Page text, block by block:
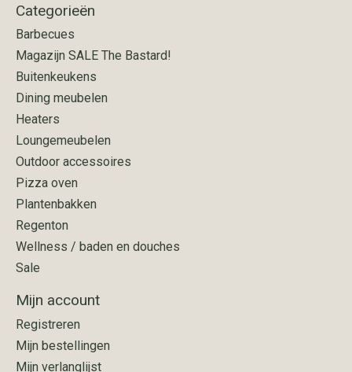
Categorieën
Barbecues
Magazijn SALE The Bastard!
Buitenkeukens
Dining meubelen
Heaters
Loungemeubelen
Outdoor accessoires
Pizza oven
Plantenbakken
Regenton
Wellness / baden en douches
Sale
Mijn account
Registreren
Mijn bestellingen
Mijn verlanglijst